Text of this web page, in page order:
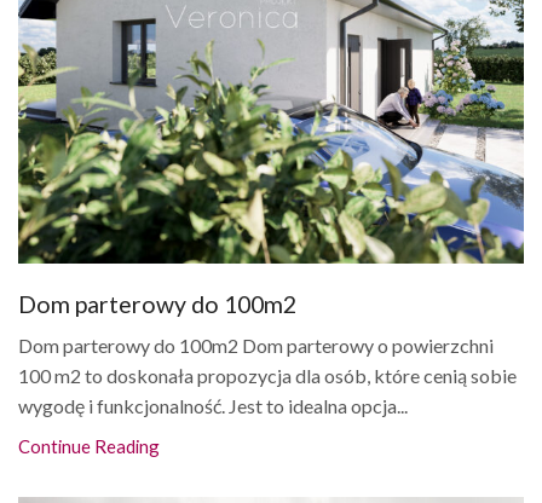
Dom parterowy do 100m2
Dom parterowy do 100m2 Dom parterowy o powierzchni
100 m2 to doskonała propozycja dla osób, które cenią sobie
wygodę i funkcjonalność. Jest to idealna opcja...
Continue Reading